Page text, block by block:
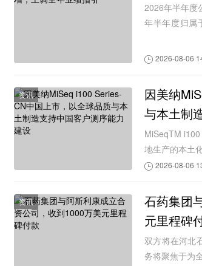
2026年半年度
年半年度归属
2026-08-06
资讯
因美纳
与本土制
MiSeqTM
地生产的本土
2026-08-06
资讯
石药集团
元里程碑
双方将在河北
务将聚焦于为